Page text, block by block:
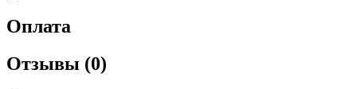
Оплата
Отзывы (0)